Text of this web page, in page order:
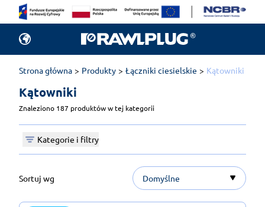
Strona główna Produkty Łączniki ciesielskie Kątowniki
Kątowniki
Znaleziono 187 produktów w tej kategorii
Kategorie i filtry
Sortuj wg Domyślne